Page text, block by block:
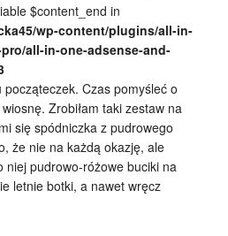
$content_end in
wp-content/plugins/all-in-
all-in-one-adsense-and-
Czas pomyśleć o
Zrobiłam taki zestaw na
się spódniczka z pudrowego
że nie na każdą okazję, ale
niej pudrowo-różowe buciki na
letnie botki, a nawet wręcz